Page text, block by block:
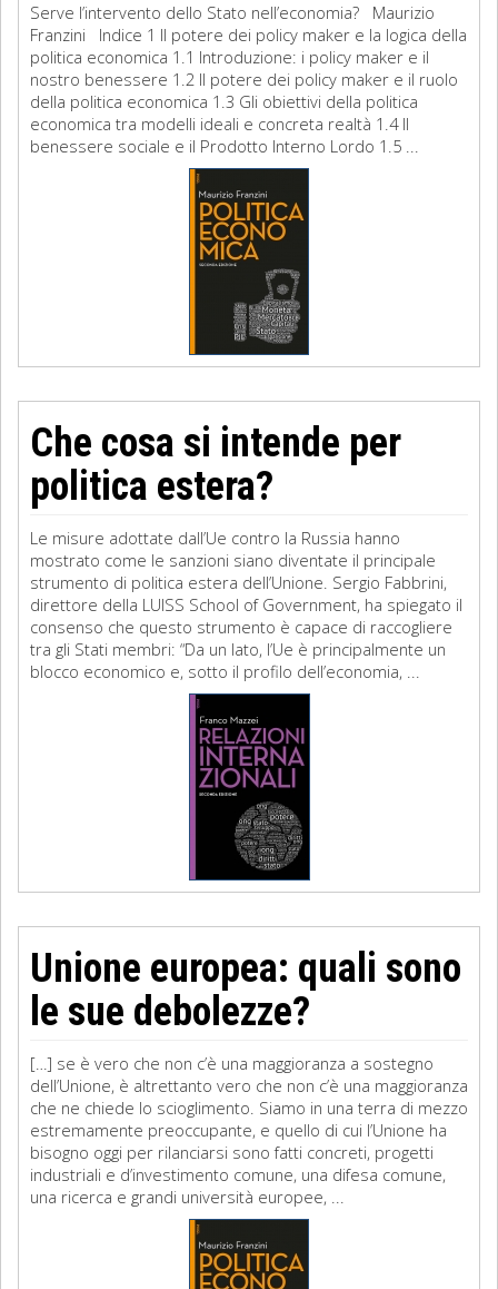
Serve l’intervento dello Stato nell’economia? Maurizio
Franzini Indice 1 Il potere dei policy maker e la logica della
politica economica 1.1 Introduzione: i policy maker e il
nostro benessere 1.2 Il potere dei policy maker e il ruolo
della politica economica 1.3 Gli obiettivi della politica
economica tra modelli ideali e concreta realtà 1.4 Il
benessere sociale e il Prodotto Interno Lordo 1.5 ...
Che cosa si intende per
politica estera?
Le misure adottate dall’Ue contro la Russia hanno
mostrato come le sanzioni siano diventate il principale
strumento di politica estera dell’Unione. Sergio Fabbrini,
direttore della LUISS School of Government, ha spiegato il
consenso che questo strumento è capace di raccogliere
tra gli Stati membri: “Da un lato, l’Ue è principalmente un
blocco economico e, sotto il profilo dell’economia, ...
Unione europea: quali sono
le sue debolezze?
[…] se è vero che non c’è una maggioranza a sostegno
dell’Unione, è altrettanto vero che non c’è una maggioranza
che ne chiede lo scioglimento. Siamo in una terra di mezzo
estremamente preoccupante, e quello di cui l’Unione ha
bisogno oggi per rilanciarsi sono fatti concreti, progetti
industriali e d’investimento comune, una difesa comune,
una ricerca e grandi università europee, ...